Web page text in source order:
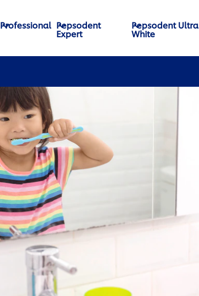
Professional Pepsodent
Expert
Pepsodent Ultra
White